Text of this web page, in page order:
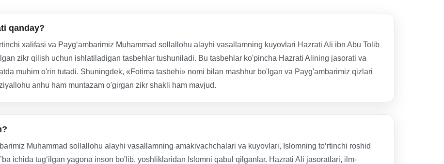
qanday?
xalifasi va Paygʻambarimiz Muhammad sollallohu alayhi vasallamning kuyovlari Hazrati Ali ibn Abu Tolib
zikr qilish uchun ishlatiladigan tasbehlar tushuniladi. Bu tasbehlar ko'pincha Hazrati Alining jasorati va
muhim o'rin tutadi. Shuningdek, «Fotima tasbehi» nomi bilan mashhur bo'lgan va Payg'ambarimiz qizlari
anhu ham muntazam o'girgan zikr shakli ham mavjud.
Muhammad sollallohu alayhi vasallamning amakivachchalari va kuyovlari, Islomning to‘rtinchi roshid
ichida tug‘ilgan yagona inson bo'lib, yoshliklaridan Islomni qabul qilganlar. Hazrati Ali jasoratlari, ilm-